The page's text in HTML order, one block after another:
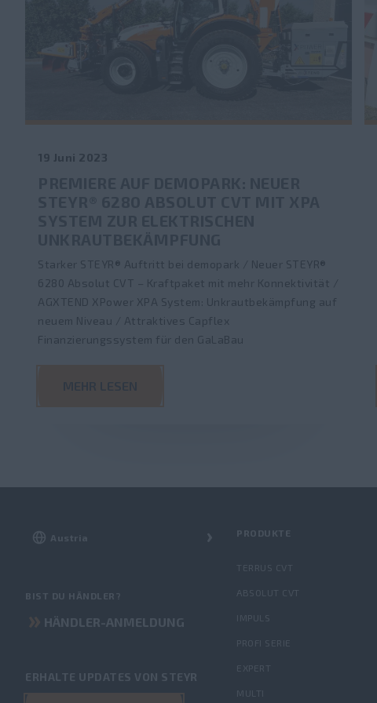
19 Juni 2023
Starker STEYR® Auftritt bei demopark / Neuer STEYR®
6280 Absolut CVT – Kraftpaket mit mehr Konnektivität /
AGXTEND XPower XPA System: Unkrautbekämpfung auf
neuem Niveau / Attraktives Capflex
Finanzierungssystem für den GaLaBau
BIST DU HÄNDLER?
HÄNDLER-ANMELDUNG
ERHALTE UPDATES VON STEYR
PRODUKTE
TERRUS CVT
ABSOLUT CVT
IMPULS
PROFI SERIE
EXPERT
MULTI